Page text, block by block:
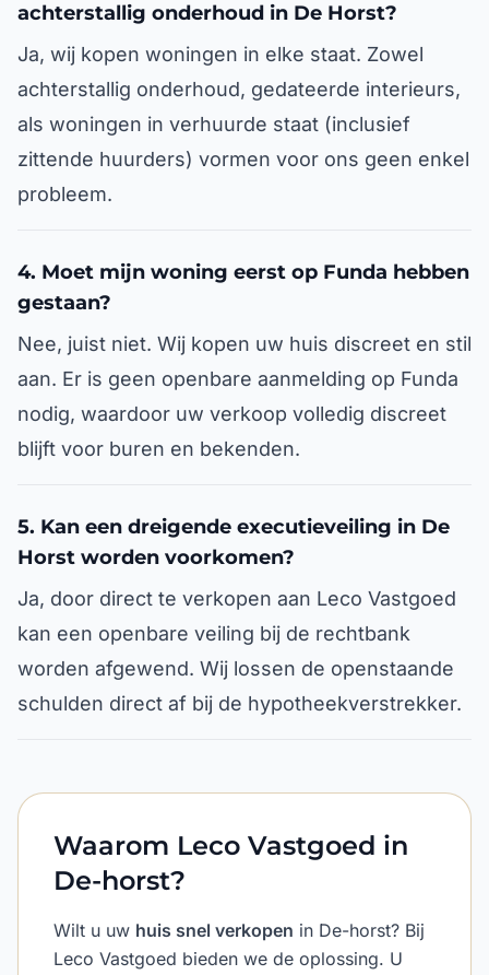
achterstallig onderhoud in De Horst?
Ja, wij kopen woningen in elke staat. Zowel
achterstallig onderhoud, gedateerde interieurs,
als woningen in verhuurde staat (inclusief
zittende huurders) vormen voor ons geen enkel
probleem.
4. Moet mijn woning eerst op Funda hebben
gestaan?
Nee, juist niet. Wij kopen uw huis discreet en stil
aan. Er is geen openbare aanmelding op Funda
nodig, waardoor uw verkoop volledig discreet
blijft voor buren en bekenden.
5. Kan een dreigende executieveiling in De
Horst worden voorkomen?
Ja, door direct te verkopen aan Leco Vastgoed
kan een openbare veiling bij de rechtbank
worden afgewend. Wij lossen de openstaande
schulden direct af bij de hypotheekverstrekker.
Waarom Leco Vastgoed in
De-horst?
Wilt u uw huis snel verkopen in De-horst? Bij
Leco Vastgoed bieden we de oplossing. U